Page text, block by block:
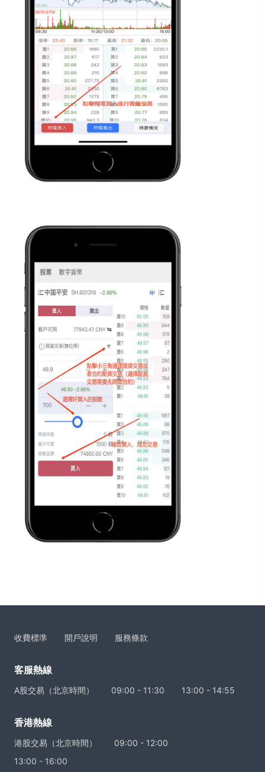
收費標準 開戶說明 服務條款
客服熱線
A股交易（北京時間） 09:00 - 11:30 13:00 - 14:55
香港熱線
港股交易（北京時間）
09:00 - 12:00
13:00 - 16:00